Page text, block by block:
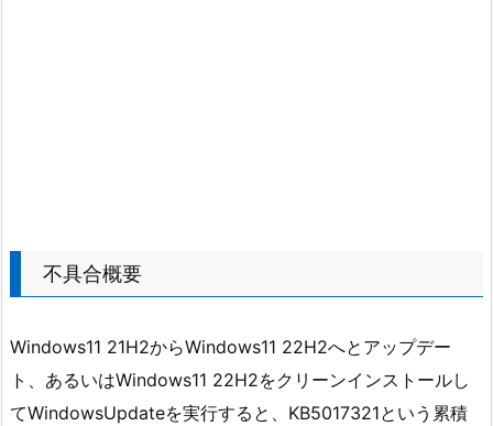
不具合概要
Windows11 21H2からWindows11 22H2へとアップデー
ト、あるいはWindows11 22H2をクリーンインストールし
てWindowsUpdateを実行すると、KB5017321という累積